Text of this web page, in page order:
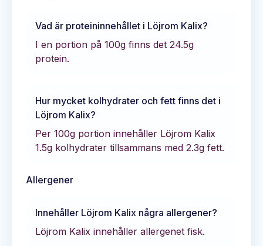
Vad är proteininnehållet i Löjrom Kalix?
I en portion på 100g finns det 24.5g
protein.
Hur mycket kolhydrater och fett finns det i
Löjrom Kalix?
Per 100g portion innehåller Löjrom Kalix
1.5g kolhydrater tillsammans med 2.3g fett.
Allergener
Innehåller Löjrom Kalix några allergener?
Löjrom Kalix innehåller allergenet fisk.